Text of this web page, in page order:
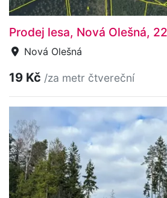
Prodej lesa, Nová Olešná,
Nová Olešná
19 Kč /za metr čtvereční